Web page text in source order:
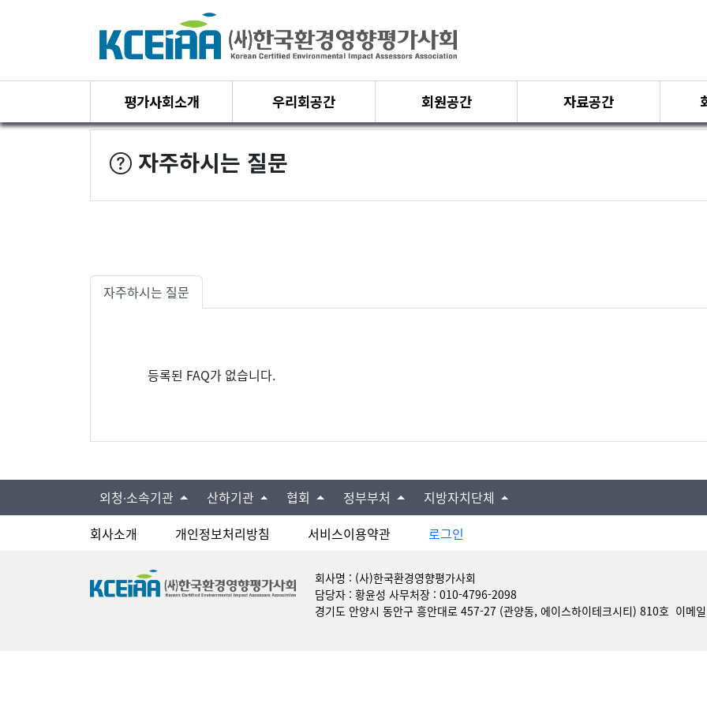
평가사회소개 우리회공간 회원공간 자료공간
자주하시는 질문
자주하시는질문 분류
열린 분류
자주하시는 질문
등록된 FAQ가 없습니다.
외청∙소속기관 산하기관 협회 정부부처
지방자치단체
회사소개
개인정보처리방침 서비스이용약관 로그인
회사명 : (사)한국환경영향평가사회
담당자 : 황윤성 사무처장 : 010-4796-2098
경기도 안양시 동안구 흥안대로 457-27 (관양동, 에이스하이테크시티) 810호 이